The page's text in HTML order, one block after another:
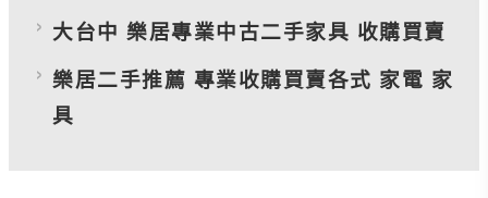
大台中 樂居專業中古二手家具 收購買賣
樂居二手推薦 專業收購買賣各式 家電 家
具